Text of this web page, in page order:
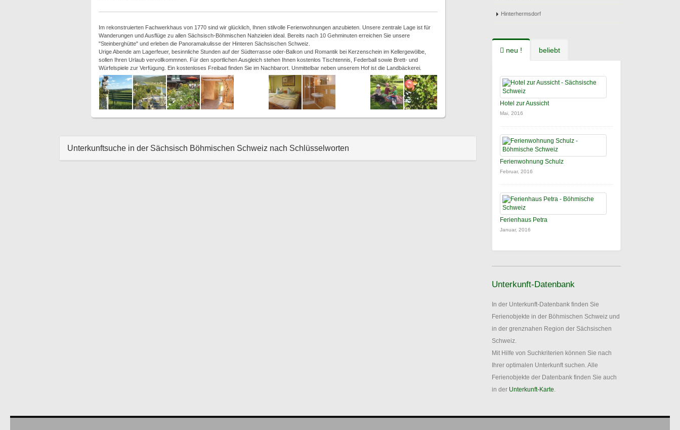
Im rekonstruierten Fachwerkhaus von 1770 sind wir glücklich, Ihnen stilvolle Ferienwohnungen anzubieten. Unsere zentrale Lage ist für
Wanderungen und Ausflüge zu allen Sächsisch-Böhmischen Nahzielen ideal. Bereits nach 10 Gehminuten erreichen Sie unsere
"Steinberghütte" und erleben die Panoramakulisse der Hinteren Sächsischen Schweiz.
Urige Abende am Lagerfeuer, besinnliche Stunden auf der Südterrasse oder-Balkon und Romantik bei Kerzenschein im Kellergewölbe,
sollen Ihren Urlaub vervollkommnen. Für den sportlichen Ausgleich stehen Ihnen kostenlos Tischtennis, Federball sowie Brett- und
Würfelspiele zur Verfügung. Ein kostenloses Freibad finden Sie im Nachbarort. Unmittelbar neben unserem Hof ist die Landbäckerei.
Unterkunftsuche in der Sächsisch Böhmischen Schweiz nach Schlüsselworten
Hinterhermsdorf
neu ! beliebt
Hotel zur Aussicht
Mai, 2016
Ferienwohnung Schulz
Februar, 2016
Ferienhaus Petra
Januar, 2016
Unterkunft-Datenbank
In der Unterkunft-Datenbank finden Sie
Ferienobjekte in der Böhmischen Schweiz und
in der grenznahen Region der Sächsischen
Schweiz.
Mit Hilfe von Suchkriterien können Sie nach
Ihrer optimalen Unterkunft suchen. Alle
Ferienobjekte der Datenbank finden Sie auch
in der Unterkunft-Karte.